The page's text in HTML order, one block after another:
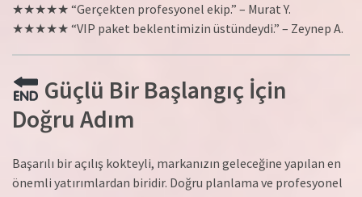
★★★★★ “Gerçekten profesyonel ekip.” – Murat Y.
★★★★★ “VIP paket beklentimizin üstündeydi.” – Zeynep A.
Güçlü Bir Başlangıç İçin
Doğru Adım
Başarılı bir açılış kokteyli, markanızın geleceğine yapılan en
önemli yatırımlardan biridir. Doğru planlama ve profesyonel